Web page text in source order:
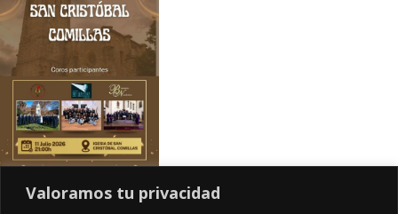
Valoramos tu privacidad